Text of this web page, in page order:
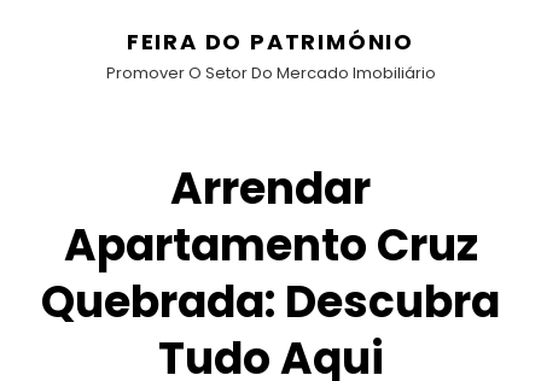
FEIRA DO PATRIMÓNIO
Promover O Setor Do Mercado Imobiliário
Arrendar
Apartamento Cruz
Quebrada: Descubra
Tudo Aqui